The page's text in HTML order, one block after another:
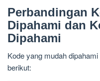
Perbandingan
Dipahami dan
Dipahami
Kode yang mudah
berikut: